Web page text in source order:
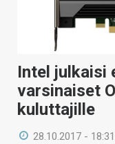
Intel julkaisi
varsinaiset
kuluttajille
28.10.2017 - 18:31